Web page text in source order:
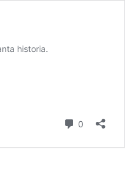
historia.
0